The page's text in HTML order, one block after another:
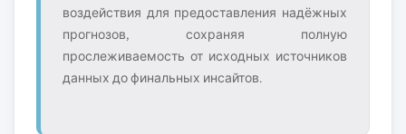
воздействия для предоставления надёжных
прогнозов, сохраняя полную
прослеживаемость от исходных источников
данных до финальных инсайтов.